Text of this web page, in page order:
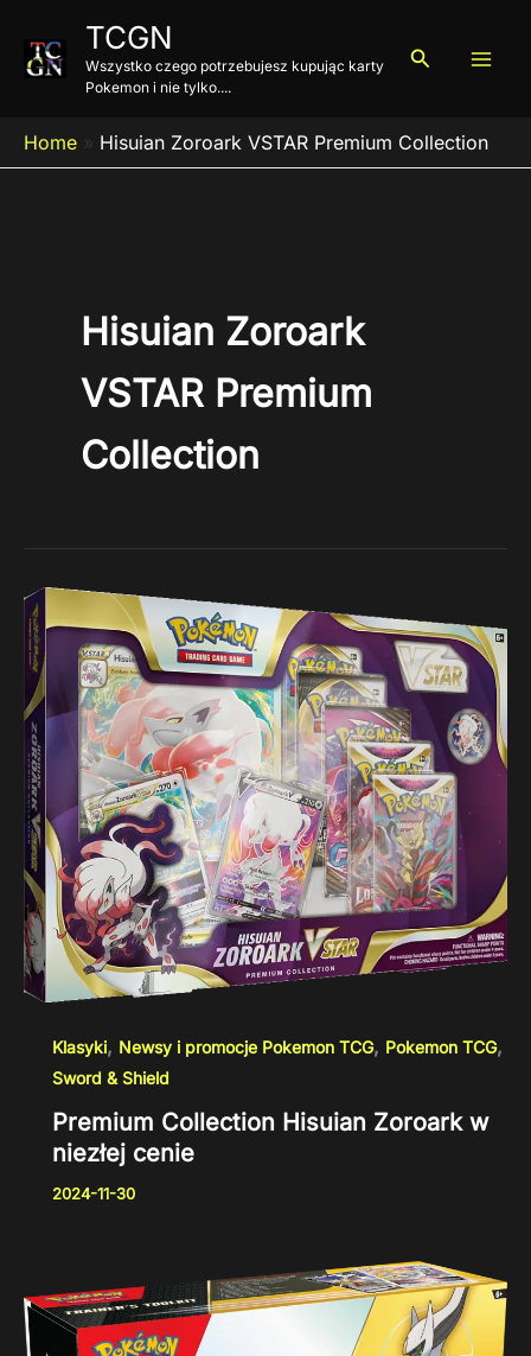
treści
TCGN
Wszystko czego potrzebujesz kupując karty
Pokemon i nie tylko....
Szukaj
Home » Hisuian Zoroark VSTAR Premium Collection
Hisuian Zoroark
VSTAR Premium
Collection
Klasyki, Newsy i promocje Pokemon TCG, Pokemon TCG,
Sword & Shield
Premium Collection Hisuian Zoroark w
niezłej cenie
2024-11-30